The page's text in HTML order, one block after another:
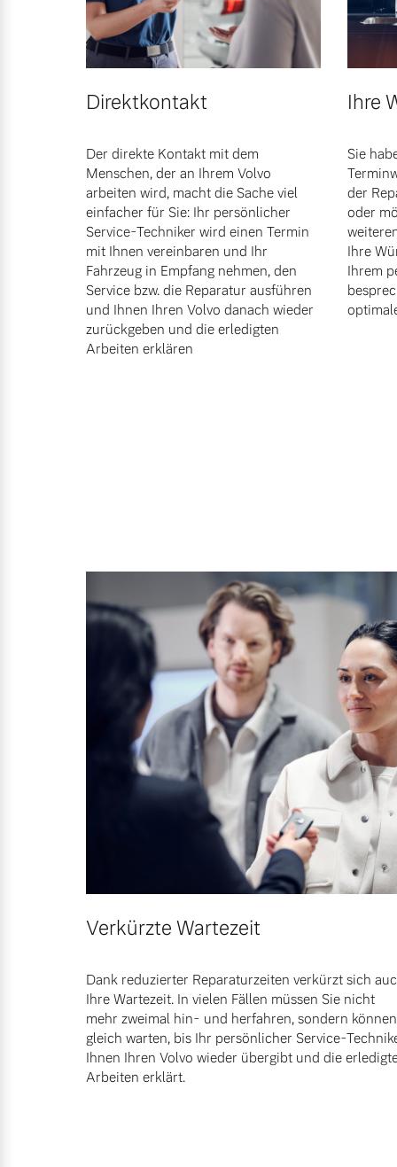
Mehr erfahren
Entdecken Sie unsere saisonalen
Mehr erfahren
Finanzierung & Leasing
Versicherung
Direktkontakt
Der direkte Kontakt mit dem
Menschen, der an Ihrem Volvo
arbeiten wird, macht die Sache viel
einfacher für Sie: Ihr persönlicher
Service-Techniker wird einen Termin
mit Ihnen vereinbaren und Ihr
Fahrzeug in Empfang nehmen, den
Service bzw. die Reparatur ausführen
und Ihnen Ihren Volvo danach wieder
zurückgeben und die erledigten
Arbeiten erklären
Ihre
Sie
der
oder
Ihre
Ihrem
Verkürzte Wartezeit
Dank reduzierter Reparaturzeiten verkürzt sich
Ihre Wartezeit. In vielen Fällen müssen Sie nicht
mehr zweimal hin- und herfahren, sondern können
gleich warten, bis Ihr persönlicher Service-
Ihnen Ihren Volvo wieder übergibt und die
Arbeiten erklärt.